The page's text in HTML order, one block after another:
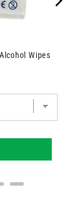
Wipes